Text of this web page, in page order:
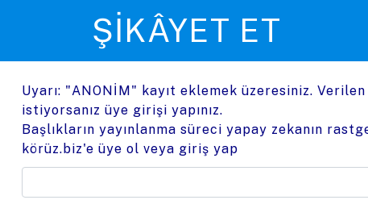
ŞIKÂYET ET
Uyarı: "ANONİM" kayıt eklemek üzeresiniz.
istiyorsanız üye girişi yapınız.
Başlıkların yayınlanma süreci yapay zekanın
körüz.biz'e üye ol veya giriş yap